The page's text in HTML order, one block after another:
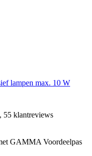
lampen max. 10 W
55 klantreviews
GAMMA Voordeelpas